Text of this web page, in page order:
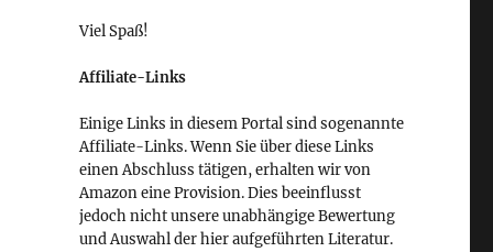
Viel Spaß!
Affiliate-Links
Einige Links in diesem Portal sind sogenannte
Affiliate-Links. Wenn Sie über diese Links
einen Abschluss tätigen, erhalten wir von
Amazon eine Provision. Dies beeinflusst
jedoch nicht unsere unabhängige Bewertung
und Auswahl der hier aufgeführten Literatur.